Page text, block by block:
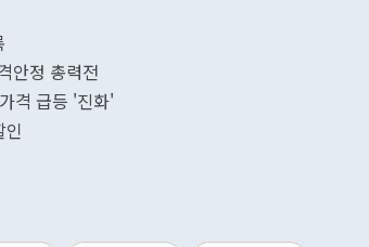
안정 총력전
격 급등 '진화'